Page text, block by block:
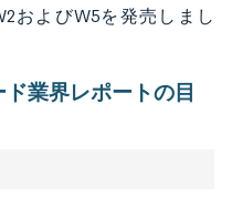
およびW5を発売しまし
業界レポートの目